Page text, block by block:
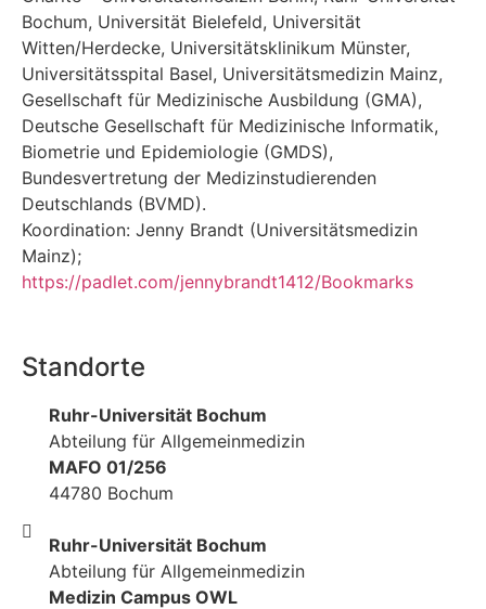
Bochum, Universität Bielefeld, Universität
Witten/Herdecke, Universitätsklinikum Münster,
Universitätsspital Basel, Universitätsmedizin Mainz,
Gesellschaft für Medizinische Ausbildung (GMA),
Deutsche Gesellschaft für Medizinische Informatik,
Biometrie und Epidemiologie (GMDS),
Bundesvertretung der Medizinstudierenden
Deutschlands (BVMD).
Koordination: Jenny Brandt (Universitätsmedizin
Mainz);
https://padlet.com/jennybrandt1412/Bookmarks
Standorte
Ruhr-Universität Bochum
Abteilung für Allgemeinmedizin
MAFO 01/256
44780 Bochum
Ruhr-Universität Bochum
Abteilung für Allgemeinmedizin
Medizin Campus OWL